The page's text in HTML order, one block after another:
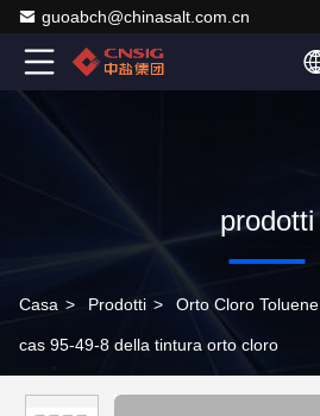
guoabch@chinasalt.com.cn
prodotti
Casa > Prodotti > Orto Cloro Toluene
cas 95-49-8 della tintura orto cloro